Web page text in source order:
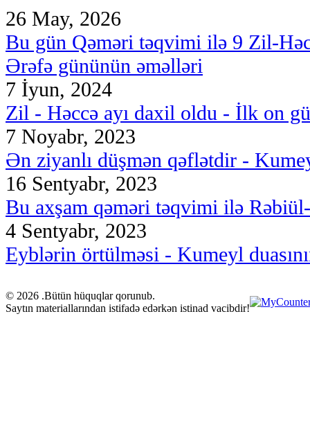
26 May, 2026
Bu gün Qəməri təqvimi ilə 9 Zil-
Ərəfə gününün əməlləri
7 İyun, 2024
Zil - Həccə ayı daxil oldu - İlk on
7 Noyabr, 2023
Ən ziyanlı düşmən qəflətdir -
16 Sentyabr, 2023
Bu axşam qəməri təqvimi ilə
4 Sentyabr, 2023
Eyblərin örtülməsi - Kumeyl
© 2026 .Bütün hüquqlar qorunub.
Saytın materiallarından istifadə edərkən istinad vacibdir!